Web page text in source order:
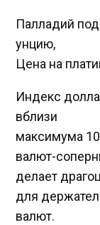
Палладий
унцию,
Цена на
Индекс
вблизи
максимума
валют-
делает
для
валют.